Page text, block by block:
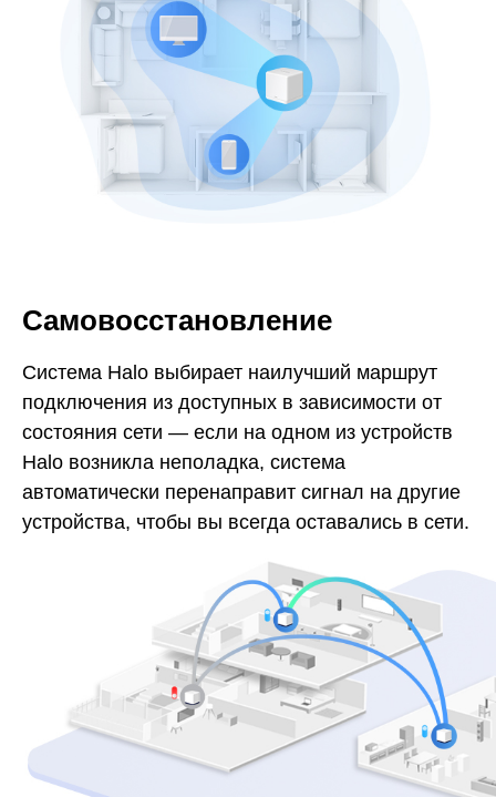
Самовосстановление
Система Halo выбирает наилучший маршрут
подключения из доступных в зависимости от
состояния сети — если на одном из устройств
Halo возникла неполадка, система
автоматически перенаправит сигнал на другие
устройства, чтобы вы всегда оставались в сети.